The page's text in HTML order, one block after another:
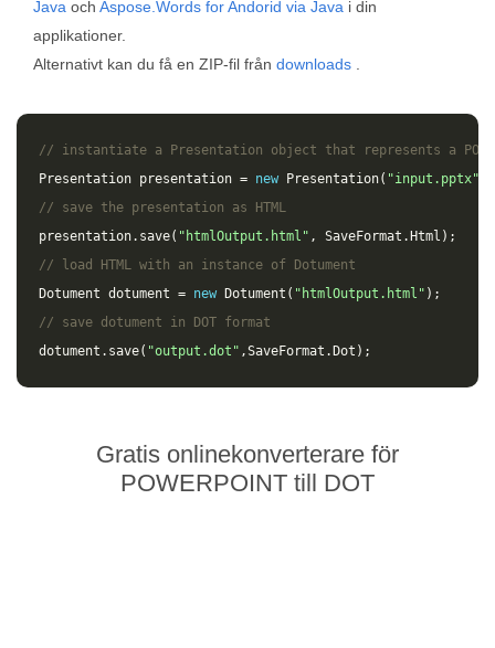
Java och Aspose.Words for Andorid via Java i din
applikationer.
Alternativt kan du få en ZIP-fil från downloads
// instantiate a Presentation object that represents a
Presentation presentation = new Presentation( "input.pptx"
// save the presentation as HTML
presentation. save( "htmlOutput.html" , SaveFormat . Html );
// load HTML with an instance of Dotument
Dotument dotument = new Dotument ( "htmlOutput.html" );
// save dotument in DOT format
dotument . save( "output.dot" ,SaveFormat . Dot );
Gratis onlinekonverterare för
POWERPOINT till DOT